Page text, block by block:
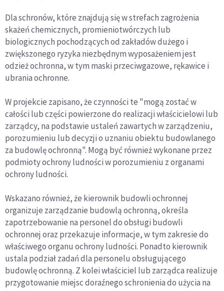
Dla schronów, które znajdują się w strefach zagrożenia
skażeń chemicznych, promieniotwórczych lub
biologicznych pochodzących od zakładów dużego i
zwiększonego ryzyka niezbędnym wyposażeniem jest
odzież ochronna, w tym maski przeciwgazowe, rękawice i
ubrania ochronne.
W projekcie zapisano, że czynności te "mogą zostać w
całości lub części powierzone do realizacji właścicielowi lub
zarządcy, na podstawie ustaleń zawartych w zarządzeniu,
porozumieniu lub decyzji o uznaniu obiektu budowlanego
za budowlę ochronną". Mogą być również wykonane przez
podmioty ochrony ludności w porozumieniu z organami
ochrony ludności.
Wskazano również, że kierownik budowli ochronnej
organizuje zarządzanie budowlą ochronną, określa
zapotrzebowanie na personel do obsługi budowli
ochronnej oraz przekazuje informacje, w tym zakresie do
właściwego organu ochrony ludności. Ponadto kierownik
ustala podział zadań dla personelu obsługującego
budowlę ochronną. Z kolei właściciel lub zarządca realizuje
przygotowanie miejsc doraźnego schronienia do użycia na